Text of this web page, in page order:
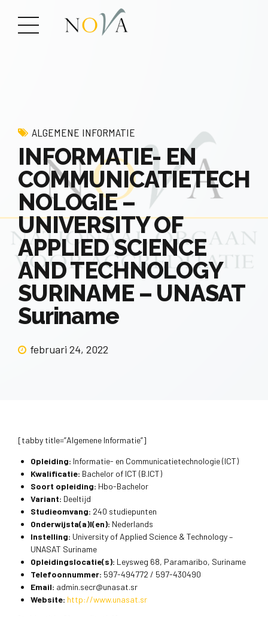
ALGEMENE INFORMATIE
INFORMATIE- EN
COMMUNICATIETECH
NOLOGIE –
UNIVERSITY OF
APPLIED SCIENCE
AND TECHNOLOGY
SURINAME – UNASAT
Suriname
februari 24, 2022
[tabby title=”Algemene Informatie”]
Opleiding: Informatie- en Communicatietechnologie (ICT)
Kwalificatie: Bachelor of ICT (B.ICT)
Soort opleiding: Hbo-Bachelor
Variant: Deeltijd
Studieomvang: 240 studiepunten
Onderwijsta(a)l(en): Nederlands
Instelling: University of Applied Science & Technology –
UNASAT Suriname
Opleidingslocatie(s): Leysweg 68, Paramaribo, Suriname
Telefoonnummer: 597-494772 / 597-430490
Email: admin.secr@unasat.sr
Website: http://www.unasat.sr